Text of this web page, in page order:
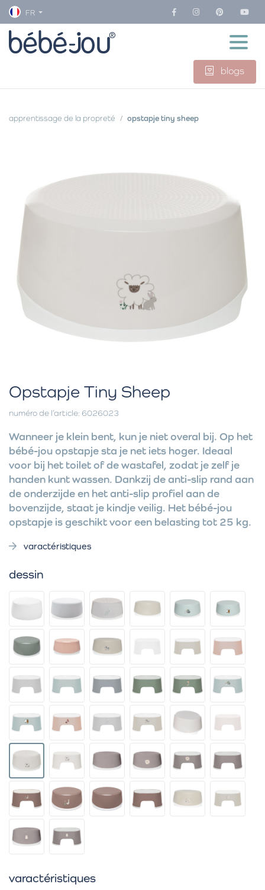
FR
blogs
apprentissage de la propreté opstapje tiny sheep
Opstapje Tiny Sheep
numéro de l’article: 6026023
Wanneer je klein bent, kun je niet overal bij. Op het
bébé-jou opstapje sta je net iets hoger. Ideaal
voor bij het toilet of de wastafel, zodat je zelf je
handen kunt wassen. Dankzij de anti-slip rand aan
de onderzijde en het anti-slip profiel aan de
bovenzijde, staat je kindje veilig. Het bébé-jou
opstapje is geschikt voor een belasting tot 25 kg.
varactéristiques
dessin
varactéristiques